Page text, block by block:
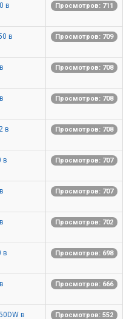
в
Просмотров: 711
в
Просмотров: 709
Просмотров: 708
Просмотров: 708
в
Просмотров: 708
в
Просмотров: 707
Просмотров: 707
Просмотров: 702
в
Просмотров: 698
Просмотров: 666
в Просмотров: 552